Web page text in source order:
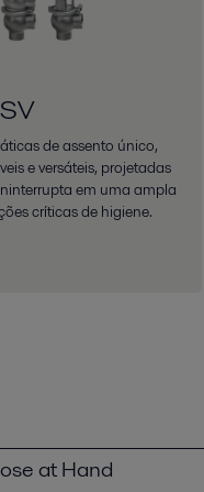
de assento único,
e versáteis, projetadas
em uma ampla
críticas de higiene.
at Hand